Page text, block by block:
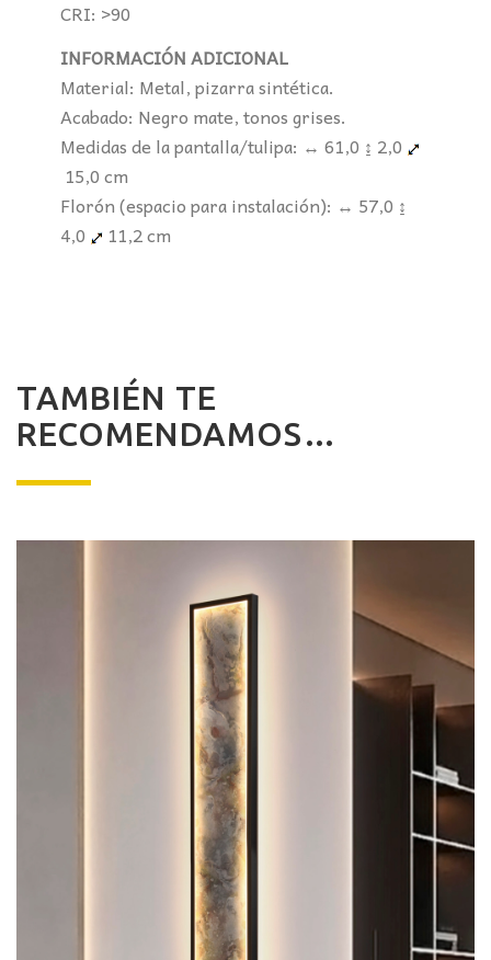
CRI: >90
INFORMACIÓN ADICIONAL
Material: Metal, pizarra sintética.
Acabado: Negro mate, tonos grises.
Medidas de la pantalla/tulipa: ↔ 61,0 ↨ 2,0
15,0 cm
Florón (espacio para instalación): ↔ 57,0 ↨
4,0
11,2 cm
TAMBIÉN TE
RECOMENDAMOS…